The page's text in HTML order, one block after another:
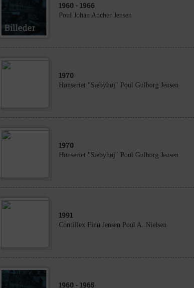
1960 - 1966
Poul Johan Ancher Jensen
1970
Hønseriet "Sæbyhøj" Poul Gulborg Jensen
1970
Hønseriet "Sæbyhøj" Poul Gulborg Jensen
1991
Contiflex Finn Jensen Poul A. Nielsen
1960 - 1965